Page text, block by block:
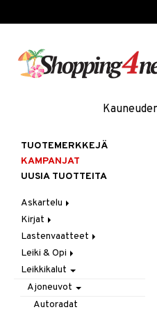
TUOTEMERKKEJÄ
KAMPANJAT
UUSIA TUOTTEITA
Askartelu
Askartelumateriaalit
Askartelusetti
Helmet
Koulutarvikkeet
Muovailuvaha
Piirrä ja maalaa
Kirjat
Askartelukirjat
Maalauskirjat
Päiväkirjat
Lastenvaatteet
Alaosat
Leggingsit
Alusvaatteet & Sukat
Kengät
Mekot
Leiki & Opi
Opetuslelut
Oppimispelit
Soittimet
Leikkikalut
Ajoneuvot
Autoradat